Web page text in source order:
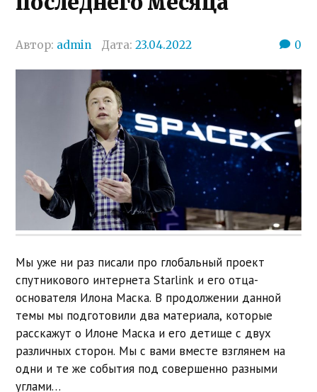
Автор: admin Дата:23.04.2022 0
Мы уже ни раз писали про глобальный проект
спутникового интернета Starlink и его отца-
основателя Илона Маска. В продолжении данной
темы мы подготовили два материала, которые
расскажут о Илоне Маска и его детище с двух
различных сторон. Мы с вами вместе взглянем на
одни и те же события под совершенно разными
углами…